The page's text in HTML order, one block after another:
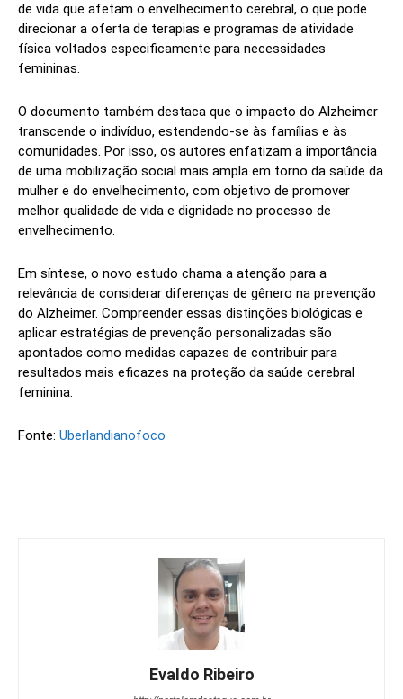
de vida que afetam o envelhecimento cerebral, o que pode
direcionar a oferta de terapias e programas de atividade
física voltados especificamente para necessidades
femininas.
O documento também destaca que o impacto do Alzheimer
transcende o indivíduo, estendendo-se às famílias e às
comunidades. Por isso, os autores enfatizam a importância
de uma mobilização social mais ampla em torno da saúde da
mulher e do envelhecimento, com objetivo de promover
melhor qualidade de vida e dignidade no processo de
envelhecimento.
Em síntese, o novo estudo chama a atenção para a
relevância de considerar diferenças de gênero na prevenção
do Alzheimer. Compreender essas distinções biológicas e
aplicar estratégias de prevenção personalizadas são
apontados como medidas capazes de contribuir para
resultados mais eficazes na proteção da saúde cerebral
feminina.
Fonte: Uberlandianofoco
Evaldo Ribeiro